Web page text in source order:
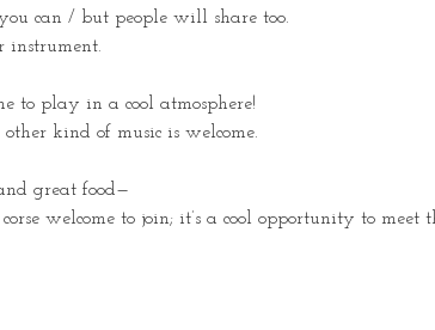
can / but people will share too.
instrument.
to play in a cool atmosphere!
kind of music is welcome.
great food—
welcome to join; it’s a cool opportunity to meet